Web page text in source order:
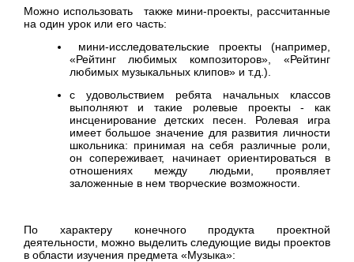
Можно использовать также мини-проекты, рассчитанные
на один урок или его часть:
мини-исследовательские проекты (например,
«Рейтинг любимых композиторов», «Рейтинг
любимых музыкальных клипов» и т.д.).
с удовольствием ребята начальных классов
выполняют и такие ролевые проекты - как
инсценирование детских песен. Ролевая игра
имеет большое значение для развития личности
школьника: принимая на себя различные роли,
он сопереживает, начинает ориентироваться в
отношениях между людьми, проявляет
заложенные в нем творческие возможности.
По характеру конечного продукта проектной
деятельности, можно выделить следующие виды проектов
в области изучения предмета «Музыка»: